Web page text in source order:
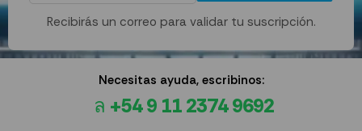
Recibirás un correo para validar tu suscripción.
Necesitas ayuda, escribinos:
+54 9 11 2374 9692